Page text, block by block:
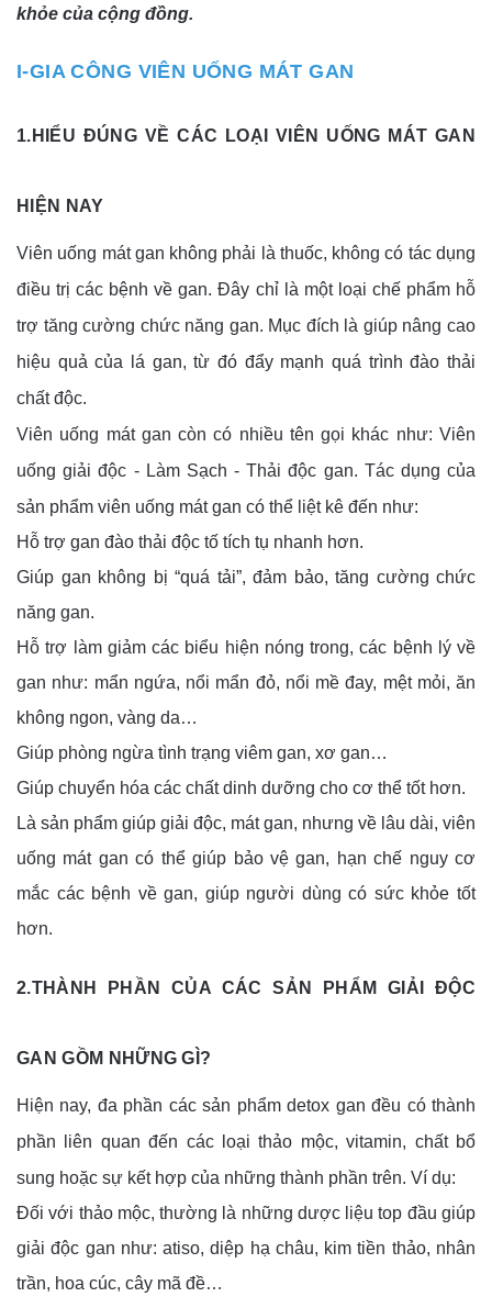
khỏe của cộng đồng.
I-GIA CÔNG VIÊN UỐNG MÁT GAN
1.HIỂU ĐÚNG VỀ CÁC LOẠI VIÊN UỐNG MÁT GAN
HIỆN NAY
Viên uống mát gan không phải là thuốc, không có tác dụng
điều trị các bệnh về gan. Đây chỉ là một loại chế phẩm hỗ
trợ tăng cường chức năng gan. Mục đích là giúp nâng cao
hiệu quả của lá gan, từ đó đẩy mạnh quá trình đào thải
chất độc.
Viên uống mát gan còn có nhiều tên gọi khác như: Viên
uống giải độc - Làm Sạch - Thải độc gan. Tác dụng của
sản phẩm viên uống mát gan có thể liệt kê đến như:
Hỗ trợ gan đào thải độc tố tích tụ nhanh hơn.
Giúp gan không bị “quá tải”, đảm bảo, tăng cường chức
năng gan.
Hỗ trợ làm giảm các biểu hiện nóng trong, các bệnh lý về
gan như: mẩn ngứa, nổi mẩn đỏ, nổi mề đay, mệt mỏi, ăn
không ngon, vàng da…
Giúp phòng ngừa tình trạng viêm gan, xơ gan…
Giúp chuyển hóa các chất dinh dưỡng cho cơ thể tốt hơn.
Là sản phẩm giúp giải độc, mát gan, nhưng về lâu dài, viên
uống mát gan có thể giúp bảo vệ gan, hạn chế nguy cơ
mắc các bệnh về gan, giúp người dùng có sức khỏe tốt
hơn.
2.THÀNH PHẦN CỦA CÁC SẢN PHẨM GIẢI ĐỘC
GAN GỒM NHỮNG GÌ?
Hiện nay, đa phần các sản phẩm detox gan đều có thành
phần liên quan đến các loại thảo mộc, vitamin, chất bổ
sung hoặc sự kết hợp của những thành phần trên. Ví dụ:
Đối với thảo mộc, thường là những dược liệu top đầu giúp
giải độc gan như: atiso, diệp hạ châu, kim tiền thảo, nhân
trần, hoa cúc, cây mã đề…